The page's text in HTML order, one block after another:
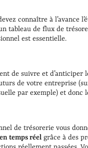
connaître à l’avance
tableau de flux de
est essentielle.
de suivre et d’anticiper
de votre entreprise
par exemple) et donc
de trésorerie vous
temps réel grâce à des